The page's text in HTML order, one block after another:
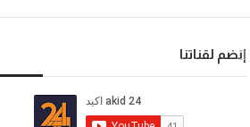
k
إنضم لقناتنا